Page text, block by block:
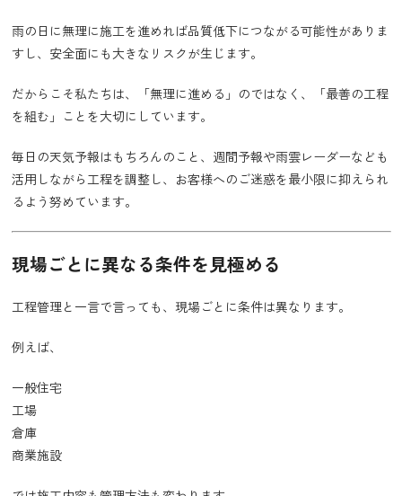
雨の日に無理に施工を進めれば品質低下につながる可能性がありま
すし、安全面にも大きなリスクが生じます。
だからこそ私たちは、「無理に進める」のではなく、「最善の工程
を組む」ことを大切にしています。
毎日の天気予報はもちろんのこと、週間予報や雨雲レーダーなども
活用しながら工程を調整し、お客様へのご迷惑を最小限に抑えられ
るよう努めています。
現場ごとに異なる条件を見極める
工程管理と一言で言っても、現場ごとに条件は異なります。
例えば、
一般住宅
工場
倉庫
商業施設